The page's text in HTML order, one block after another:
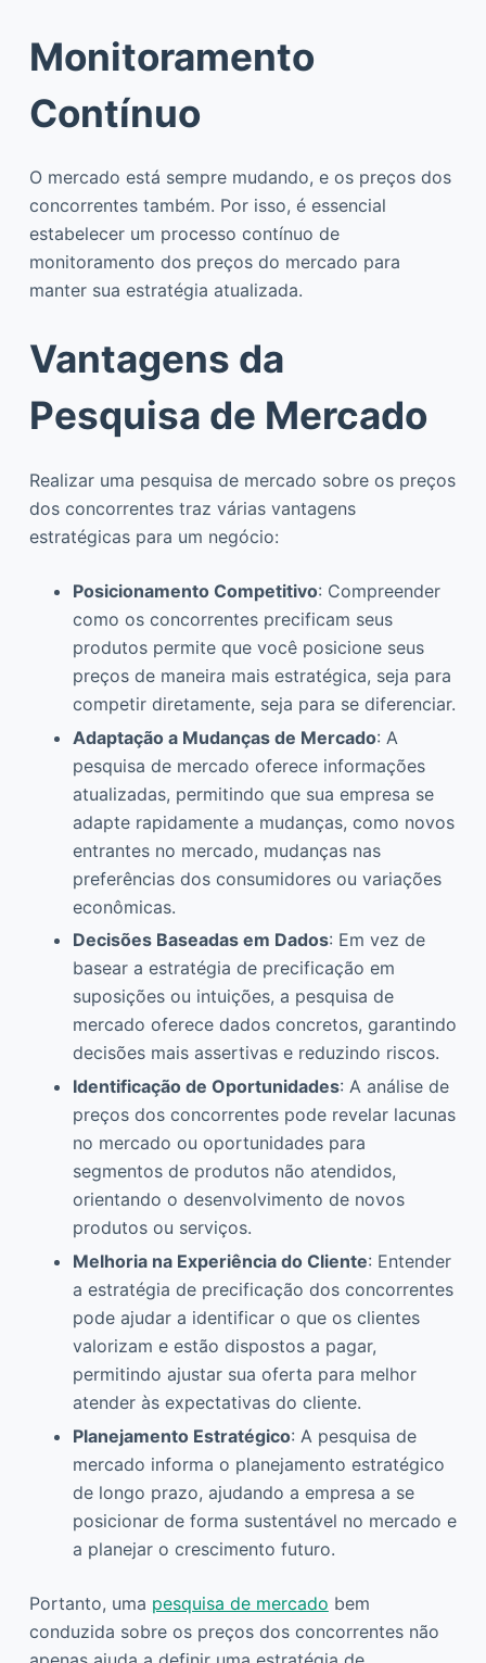
Monitoramento
Contínuo
O mercado está sempre mudando, e os preços dos
concorrentes também. Por isso, é essencial
estabelecer um processo contínuo de
monitoramento dos preços do mercado para
manter sua estratégia atualizada.
Vantagens da
Pesquisa de Mercado
Realizar uma pesquisa de mercado sobre os preços
dos concorrentes traz várias vantagens
estratégicas para um negócio:
Posicionamento Competitivo: Compreender
como os concorrentes precificam seus
produtos permite que você posicione seus
preços de maneira mais estratégica, seja para
competir diretamente, seja para se diferenciar.
Adaptação a Mudanças de Mercado: A
pesquisa de mercado oferece informações
atualizadas, permitindo que sua empresa se
adapte rapidamente a mudanças, como novos
entrantes no mercado, mudanças nas
preferências dos consumidores ou variações
econômicas.
Decisões Baseadas em Dados: Em vez de
basear a estratégia de precificação em
suposições ou intuições, a pesquisa de
mercado oferece dados concretos, garantindo
decisões mais assertivas e reduzindo riscos.
Identificação de Oportunidades: A análise de
preços dos concorrentes pode revelar lacunas
no mercado ou oportunidades para
segmentos de produtos não atendidos,
orientando o desenvolvimento de novos
produtos ou serviços.
Melhoria na Experiência do Cliente: Entender
a estratégia de precificação dos concorrentes
pode ajudar a identificar o que os clientes
valorizam e estão dispostos a pagar,
permitindo ajustar sua oferta para melhor
atender às expectativas do cliente.
Planejamento Estratégico: A pesquisa de
mercado informa o planejamento estratégico
de longo prazo, ajudando a empresa a se
posicionar de forma sustentável no mercado e
a planejar o crescimento futuro.
Portanto, uma pesquisa de mercado bem
conduzida sobre os preços dos concorrentes não